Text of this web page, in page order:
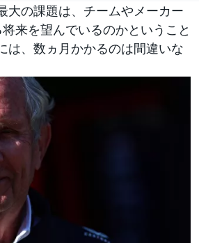
大の課題は、チームやメーカー
来を望んでいるのかということ
は、数ヵ月かかるのは間違いな